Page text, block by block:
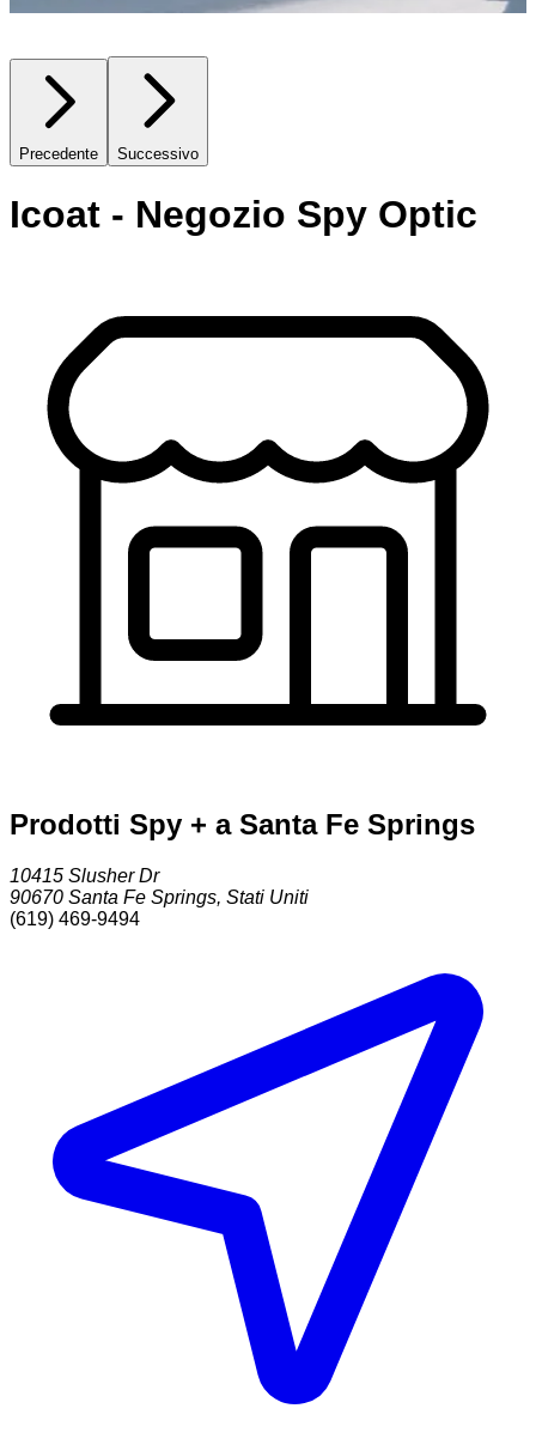
Precedente Successivo
Icoat - Negozio Spy Optic
Prodotti Spy + a Santa Fe Springs
10415 Slusher Dr
90670 Santa Fe Springs, Stati Uniti
(619) 469-9494